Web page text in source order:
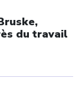
du travail